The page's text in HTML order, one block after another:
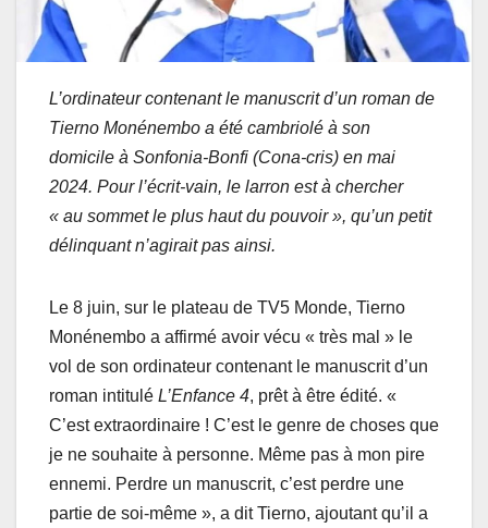
L’ordinateur contenant le manuscrit d’un roman de
Tierno Monénembo a été cambriolé à son
domicile à Sonfonia-Bonfi (Cona-cris) en mai
2024. Pour l’écrit-vain, le larron est à chercher
« au sommet le plus haut du pouvoir », qu’un petit
délinquant n’agirait pas ainsi.
Le 8 juin, sur le plateau de TV5 Monde, Tierno
Monénembo a affirmé avoir vécu « très mal » le
vol de son ordinateur contenant le manuscrit d’un
roman intitulé L’Enfance 4, prêt à être édité. «
C’est extraordinaire ! C’est le genre de choses que
je ne souhaite à personne. Même pas à mon pire
ennemi. Perdre un manuscrit, c’est perdre une
partie de soi-même », a dit Tierno, ajoutant qu’il a